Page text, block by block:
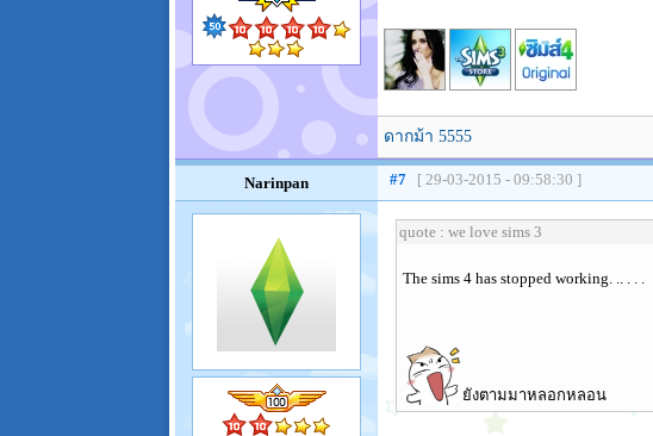
ดากม้า 5555
Narinpan #7 [ 29-03-2015 - 09:58:30 ]
quote : we love sims 3
The sims 4 has stopped working. .. . . .
ยังตามมาหลอกหลอน